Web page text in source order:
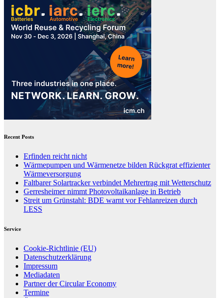
Recent Posts
Erfinden reicht nicht
Wärmepumpen und Wärmenetze bilden Rückgrat effizienter
Wärmeversorgung
Faltbarer Solartracker verbindet Mehrertrag mit Wetterschutz
Gerresheimer nimmt Photovoltaikanlage in Betrieb
Streit um Grünstahl: BDE warnt vor Fehlanreizen durch
LESS
Service
Cookie-Richtlinie (EU)
Datenschutzerklärung
Impressum
Mediadaten
Partner der Circular Economy
Termine